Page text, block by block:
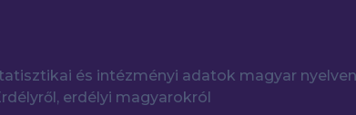
és intézményi adatok magyar nyelven
erdélyi magyarokról